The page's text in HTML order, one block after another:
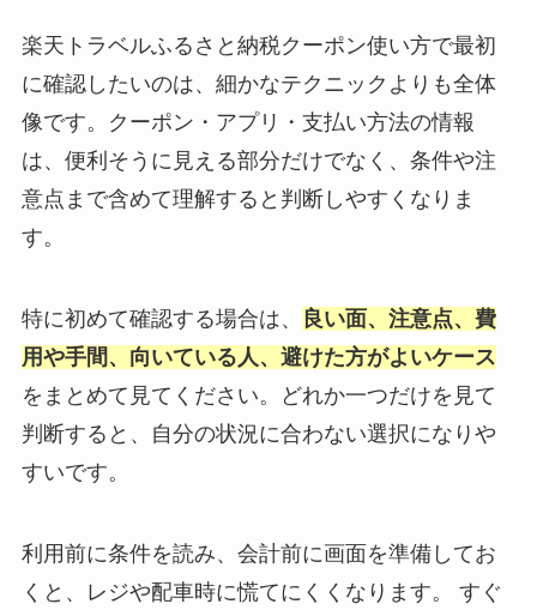
楽天トラベルふるさと納税クーポン使い方で最初
に確認したいのは、細かなテクニックよりも全体
像です。クーポン・アプリ・支払い方法の情報
は、便利そうに見える部分だけでなく、条件や注
意点まで含めて理解すると判断しやすくなりま
す。
特に初めて確認する場合は、
良い面、注意点、費
用や手間、向いている人、避けた方がよいケース
をまとめて見てください。どれか一つだけを見て
判断すると、自分の状況に合わない選択になりや
すいです。
利用前に条件を読み、会計前に画面を準備してお
くと、レジや配車時に慌てにくくなります。 すぐ